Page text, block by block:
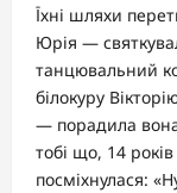
Їхні шляхи
Юрія —
танцювальний
білокуру
— порадила
тобі що, 14
посміхнулася: